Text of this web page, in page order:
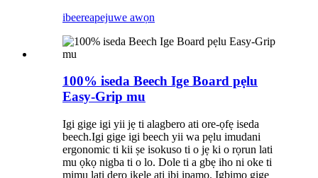
ibeereapejuwe awọn
100% iseda Beech Ige Board pẹlu
Easy-Grip mu
Igi gige igi yii jẹ ti alagbero ati ore-ọfẹ iseda
beech.Igi gige igi beech yii wa pẹlu imudani
ergonomic ti kii ṣe isokuso ti o jẹ ki o rọrun lati
mu ọkọ nigba ti o lo. Dole ti a gbẹ iho ni oke ti
mimu lati dẹrọ ikele ati ibi ipamọ. Igbimọ gige